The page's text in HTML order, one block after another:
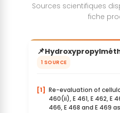
Sources scientifiques
fiche
📌
1 SOURCE
[1]
Re-evaluation of
460(ii), E 461, E 462, E
466, E 468 and E 469